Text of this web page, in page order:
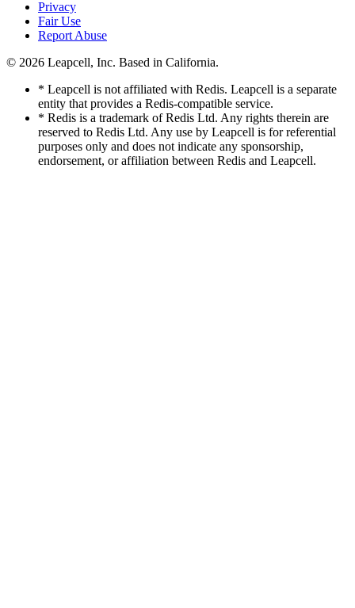
Privacy
Fair Use
Report Abuse
© 2026 Leapcell, Inc. Based in California.
* Leapcell is not affiliated with Redis. Leapcell is a separate
entity that provides a Redis-compatible service.
* Redis is a trademark of Redis Ltd. Any rights therein are
reserved to Redis Ltd. Any use by Leapcell is for referential
purposes only and does not indicate any sponsorship,
endorsement, or affiliation between Redis and Leapcell.